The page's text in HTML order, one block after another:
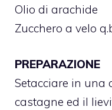
Olio di arachide
Zucchero a velo
PREPARAZIONE
Setacciare in una
castagne ed il